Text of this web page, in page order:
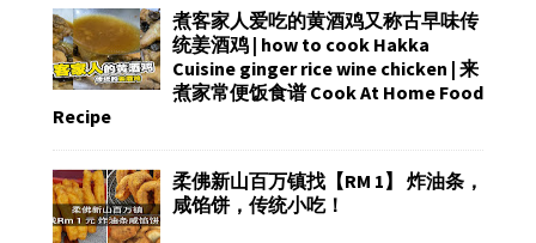
煮客家人爱吃的黄酒鸡又称古早味传
统姜酒鸡 | how to cook Hakka
Cuisine ginger rice wine chicken | 来
煮家常便饭食谱 Cook At Home Food
Recipe
柔佛新山百万镇找【RM 1】 炸油条，
咸馅饼，传统小吃！